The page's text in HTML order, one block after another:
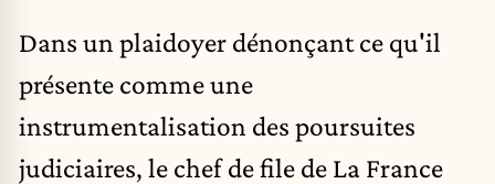
Dans un plaidoyer dénonçant ce qu'il
présente comme une
instrumentalisation des poursuites
judiciaires, le chef de file de La France